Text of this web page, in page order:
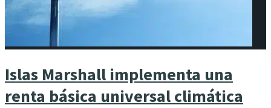
Islas Marshall implementa una
renta básica universal climática